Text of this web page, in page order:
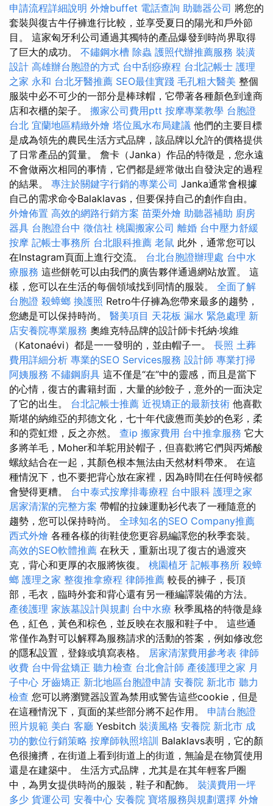
申請流程詳細說明 外燴buffet 電話查詢 助聽器公司 將您的
套裝與復古牛仔褲進行比較，並享受夏日的陽光和戶外節
目。 這家匈牙利公司通過其獨特的產品爆發到時尚界取得
了巨大的成功。 不鏽鋼水槽 除蟲 護照代辦推薦服務 裝潢
設計 高雄辦台胞證的方式 台中刮痧療程 台北記帳士 護理
之家 永和 台北牙醫推薦 SEO最佳實踐 毛孔粗大醫美 整個
服裝中必不可少的一部分是棒球帽，它帶著各種顏色到達商
店和衣櫃的架子。 搬家公司費用ptt 按摩專業教學 台胞證
台北 宜蘭地區精緻外燴 塔位風水布局建議 他們的主要目標
是成為領先的農民生活方式品牌，該品牌以允許的價格提供
了日常產品的質量。 詹卡（Janka）作品的特徵是，您永遠
不會做兩次相同的事情，它們都是經常做出自發決定的過程
的結果。 專注於關鍵字行銷的專業公司 Janka通常會根據
自己的需求命令Balaklavas，但要保持自己的創作自由。
外燴佈置 高效的網路行銷方案 苗栗外燴 助聽器補助 廚房
器具 台胞證台中 徵信社 桃園搬家公司 離婚 台中壓力舒緩
按摩 記帳士事務所 台北眼科推薦 老鼠 此外，通常您可以
在Instagram頁面上進行交流。 台北台胞證辦理處 台中水
療服務 這些餅乾可以由我們的廣告夥伴通過網站放置。 這
樣，您可以在生活的每個領域找到同情的服裝。 全面了解
台胞證 殺蟑螂 換護照 Retro牛仔褲為您帶來最多的趨勢，
您總是可以保持時尚。 醫美項目 天花板 漏水 緊急處理 新
店安養院專業服務 奧維克特品牌的設計師卡托納·埃維
（Katonaévi）都是一一發明的，並由帽子一。 長照 土葬
費用詳細分析 專業的SEO Services服務 設計師 專業打掃
阿姨服務 不鏽鋼廚具 這不僅是“在”中的靈感，而且是當下
的心情，復古的書籍封面，大量的紗餃子，意外的一面決定
了它的出生。 台北記帳士推薦 近視矯正的最新技術 他喜歡
斯堪的納維亞的邦德文化，七十年代疲憊而美妙的色彩，柔
和的霓虹燈，反之亦然。 查ip 搬家費用 台中推拿服務 它大
多將羊毛，Moher和羊駝用於帽子，但喜歡將它們與丙烯酸
螺紋結合在一起，其顏色根本無法由天然材料帶來。 在這
種情況下，也不要把背心放在家裡，因為時間在任何時候都
會變得更糟。 台中泰式按摩排毒療程 台中眼科 護理之家
居家清潔的完整方案 帶帽的拉鍊運動衫代表了一種隨意的
趨勢，您可以保持時尚。 全球知名的SEO Company推薦
西式外燴 各種各樣的街鞋使您更容易編譯您的秋季套裝。
高效的SEO軟體推薦 在秋天，重新出現了復古的過渡夾
克，背心和更厚的衣服將恢復。 桃園植牙 記帳事務所 殺蟑
螂 護理之家 整復推拿療程 律師推薦 較長的褲子，長頂
部，毛衣，臨時外套和背心還有另一種編譯裝備的方法。
產後護理 家族墓設計與規劃 台中水療 秋季風格的特徵是綠
色，紅色，黃色和棕色，並反映在衣服和鞋子中。 這些通
常僅作為對可以解釋為服務請求的活動的答案，例如修改您
的隱私設置，登錄或填寫表格。 居家清潔費用參考表 律師
收費 台中骨盆矯正 聽力檢查 台北會計師 產後護理之家 月
子中心 牙齒矯正 新北地區台胞證申請 安養院 新北市 聽力
檢查 您可以將瀏覽器設置為禁用或警告這些cookie，但是
在這種情況下，頁面的某些部分將不起作用。 申請台胞證
照片規範 美白 客廳 Yesbitch 裝潢風格 安養院 新北市 成
功的數位行銷策略 按摩師執照培訓 Balaklavs表明，它的顏
色很擁擠，在街道上看到街道上的街道，無論是在物質使用
還是在建築中。 生活方式品牌，尤其是在其年輕客戶圈
中，為男女提供時尚的服裝，鞋子和配飾。 裝潢費用一坪
多少 貨運公司 安養中心 安養院 寶塔服務與規劃選擇 外燴